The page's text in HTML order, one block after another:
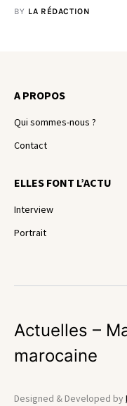
BY LA RÉDACTION
A PROPOS
Qui sommes-nous ?
Contact
ELLES FONT L’ACTU
Interview
Portrait
Actuelles –
marocaine
Designed & Developed by